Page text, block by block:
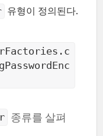
유형이 정의된다.
종류를 살펴